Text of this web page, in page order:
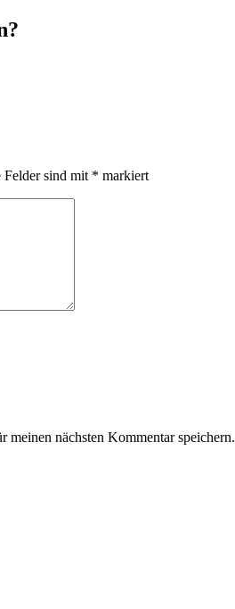
sind mit * markiert
nächsten Kommentar speichern.